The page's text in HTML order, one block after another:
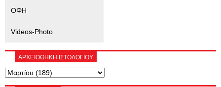
ΟΦΗ
Videos-Photo
ΑΡΧΕΙΟΘΗΚΗ ΙΣΤΟΛΟΓΙΟΥ